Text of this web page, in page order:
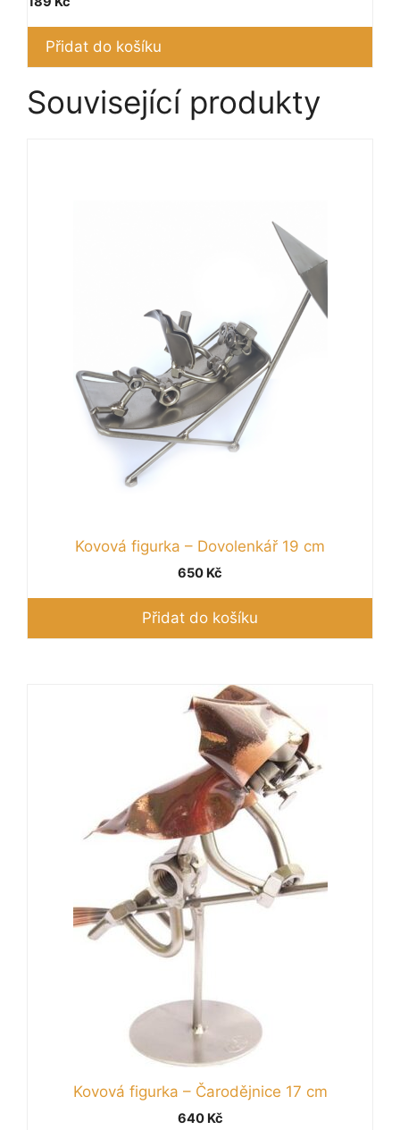
Přidat do košíku
Související produkty
Kovová figurka – Dovolenkář 19 cm
650 Kč
Přidat do košíku
Kovová figurka – Čarodějnice 17 cm
640 Kč